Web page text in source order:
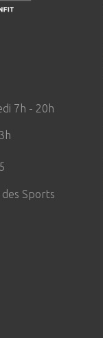
7h - 20h
des Sports